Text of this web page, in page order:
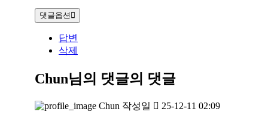
댓글옵션
답변
삭제
Chun님의 댓글의 댓글
Chun 작성일 25-12-11 02:09